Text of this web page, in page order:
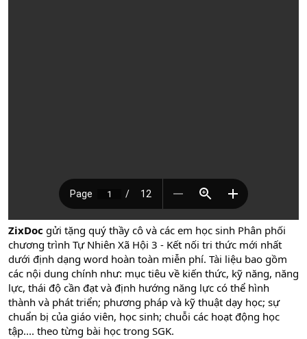
ZixDoc gửi tặng quý thầy cô và các em học sinh Phân phối
chương trình Tự Nhiên Xã Hội 3 - Kết nối tri thức mới nhất
dưới định dạng word hoàn toàn miễn phí. Tài liệu bao gồm
các nội dung chính như: mục tiêu về kiến thức, kỹ năng, năng
lực, thái độ cần đạt và định hướng năng lực có thể hình
thành và phát triển; phương pháp và kỹ thuật dạy học; sự
chuẩn bị của giáo viên, học sinh; chuỗi các hoạt động học
tập.... theo từng bài học trong SGK.